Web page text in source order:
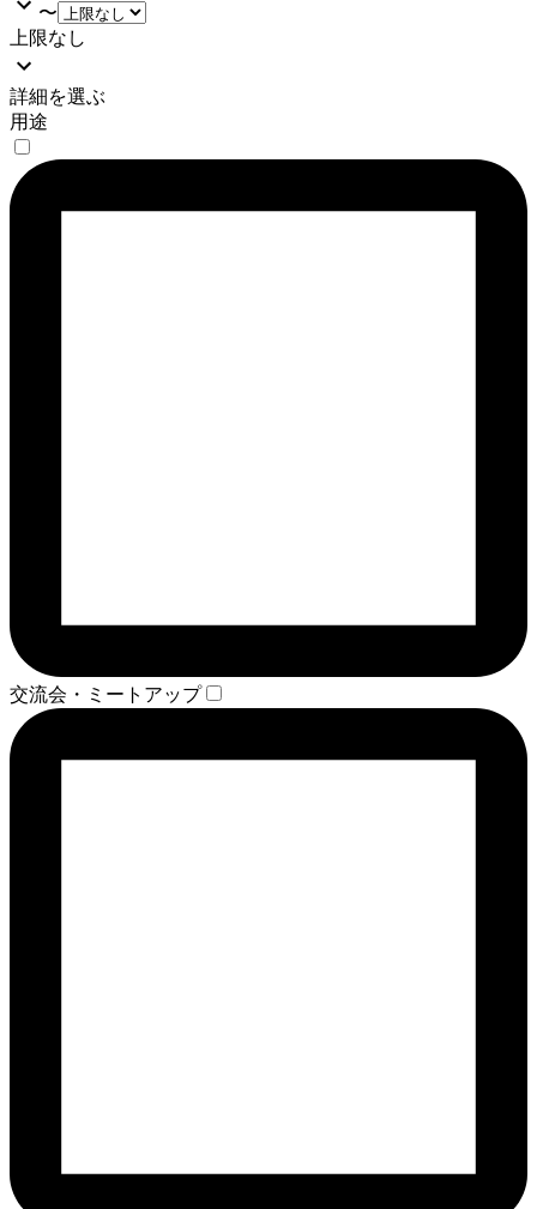
〜
上限なし
詳細を選ぶ
用途
交流会・ミートアップ